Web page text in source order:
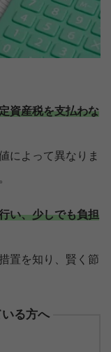
資産税を支払わな
によって異なりま
い、少しでも負担
置を知り、賢く節
いる方へ